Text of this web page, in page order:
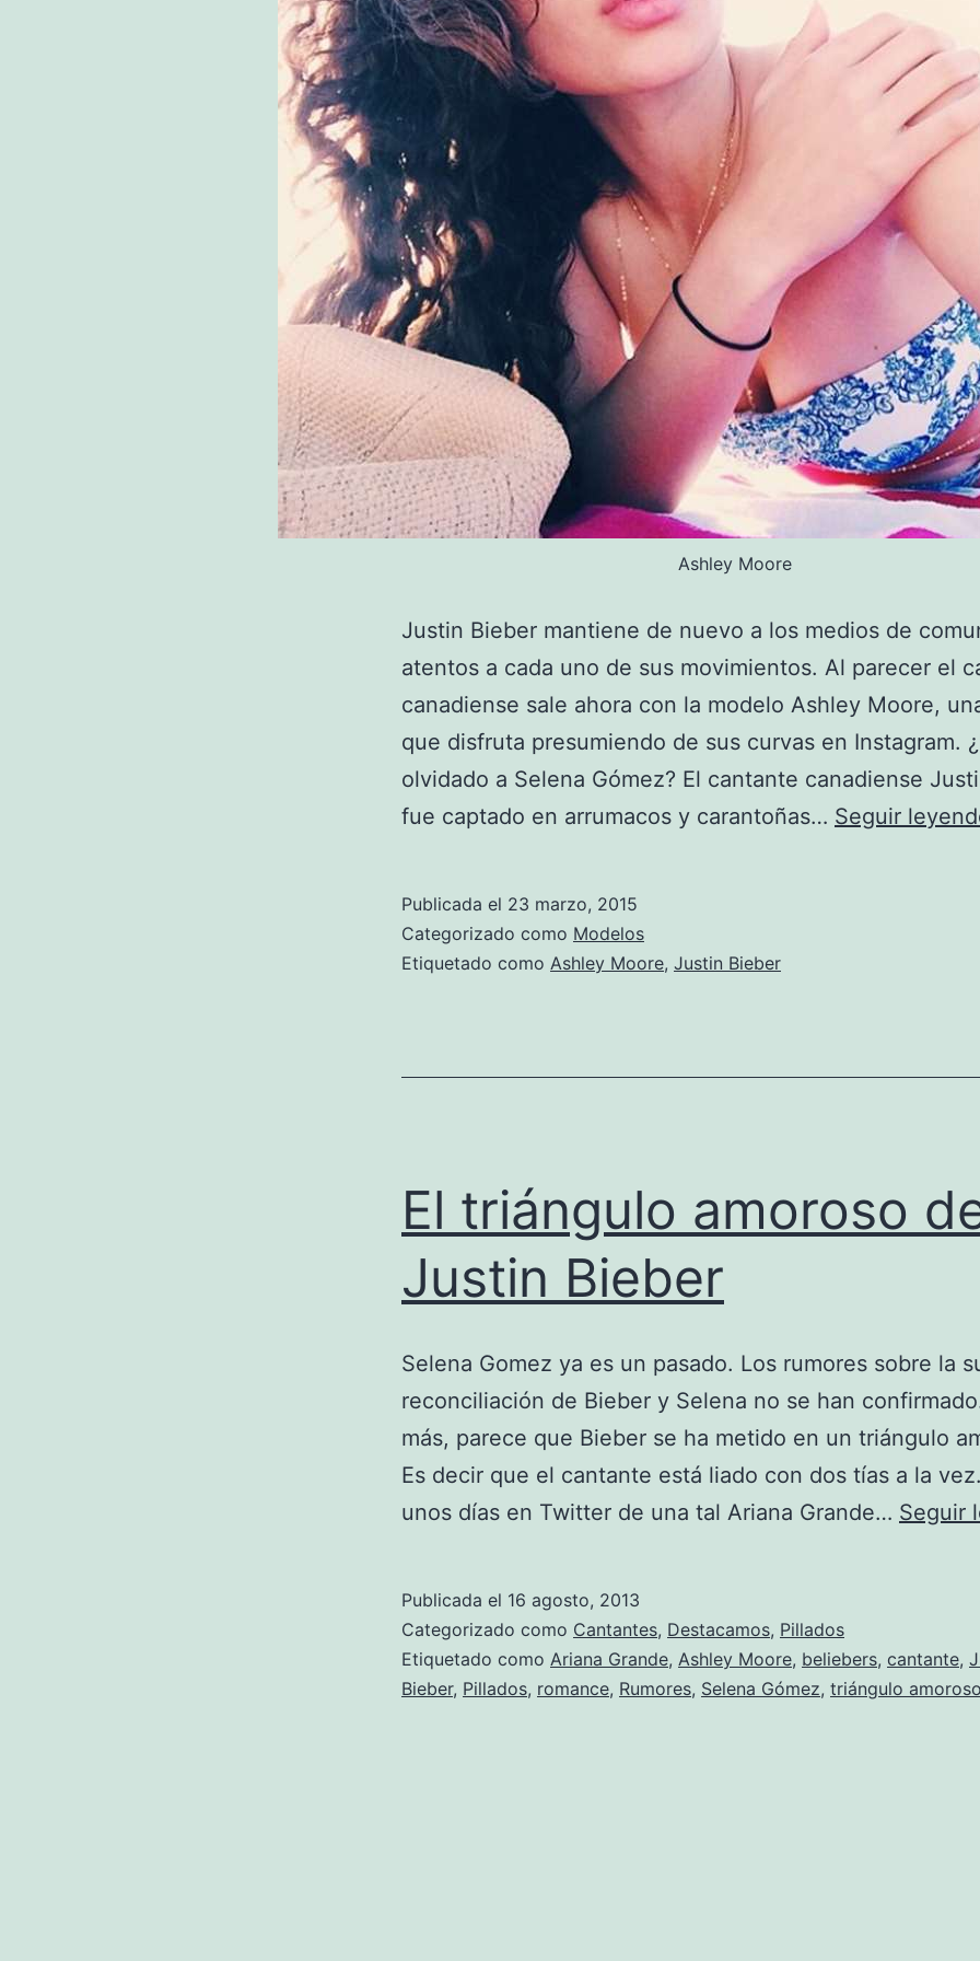
Ashley Moore
Justin Bieber mantiene de nuevo a los medios de
atentos a cada uno de sus movimientos. Al parecer el
canadiense sale ahora con la modelo Ashley Moore,
que disfruta presumiendo de sus curvas en Instagram.
olvidado a Selena Gómez? El cantante canadiense
fue captado en arrumacos y carantoñas… Seguir
Publicada el 23 marzo, 2015
Categorizado como Modelos
Etiquetado como Ashley Moore, Justin Bieber
El triángulo amoroso
Justin Bieber
Selena Gomez ya es un pasado. Los rumores sobre la
reconciliación de Bieber y Selena no se han
más, parece que Bieber se ha metido en un triángulo
Es decir que el cantante está liado con dos tías a la
unos días en Twitter de una tal Ariana Grande… Seguir
Publicada el 16 agosto, 2013
Categorizado como Cantantes, Destacamos, Pillados
Etiquetado como Ariana Grande, Ashley Moore, beliebers, cantante,
Bieber, Pillados, romance, Rumores, Selena Gómez, triángulo amoroso